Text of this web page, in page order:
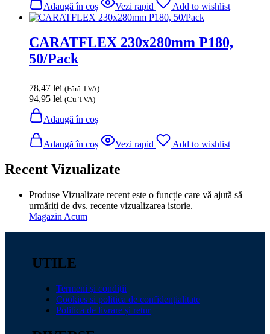
Adaugă în coș Vezi rapid Add to wishlist
CARATFLEX 230x280mm P180,
50/Pack
78,47 lei (Fără TVA)
94,95 lei (Cu TVA)
Adaugă în coș
Adaugă în coș Vezi rapid Add to wishlist
Recent Vizualizate
Produse Vizualizate recent este o funcție care vă ajută să
urmăriți de dvs. recente vizualizarea istorie.
Magazin Acum
UTILE
Termeni și condiții
Cookies si politica de confidențialitate
Politica de livrare și retur